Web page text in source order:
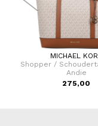
MICHAEL
Shopper /
Andie
275,00